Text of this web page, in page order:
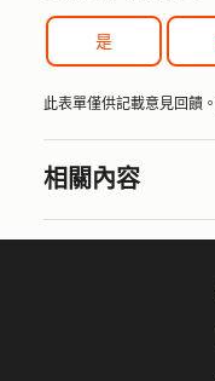
是
此表單僅供記載意見回饋。
相關內容